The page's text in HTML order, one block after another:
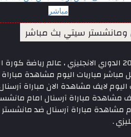
مباشر
ومانشستر سيتي بث مباشر
بث مباشر اليوم 12-08-2018 الدوري الانجليزي ،
مباشر مباريات اليوم مشاهدة
اليوم لايف مشاهدة الان مباراة
مشاهدة مباراة آرسنال امام
مشاهدة مباراة آرسنال ضد
.